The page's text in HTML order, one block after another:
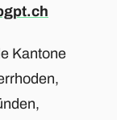
Kantone